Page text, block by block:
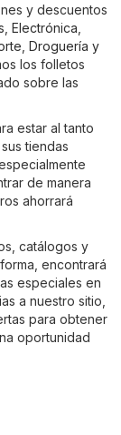
y descuentos
Electrónica
Droguería y
los folletos
sobre las
estar al tanto
tiendas
de manera
ahorrará
catálogos y
encontrará
especiales en
a nuestro sitio,
para obtener
oportunidad